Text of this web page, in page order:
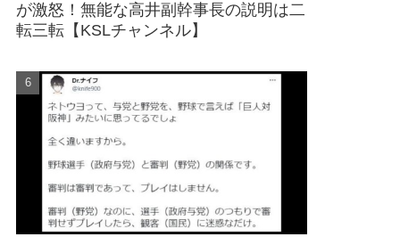
が激怒！無能な高井副幹事長の説明は二
転三転【KSLチャンネル】